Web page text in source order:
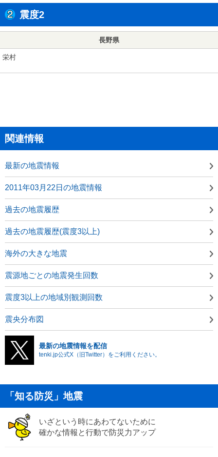
震度2
長野県
栄村
関連情報
最新の地震情報
2011年03月22日の地震情報
過去の地震履歴
過去の地震履歴(震度3以上)
海外の大きな地震
震源地ごとの地震発生回数
震度3以上の地域別観測回数
震央分布図
最新の地震情報を配信
tenki.jp公式X（旧Twitter）をご利用ください。
「知る防災」地震
いざという時にあわてないために
確かな情報と行動で防災力アップ